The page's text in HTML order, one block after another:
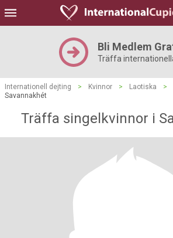
Bli Medlem
Träffa
Internationell dejting > Kvinnor > Laotiska >
Savannakhét
Träffa singelkvinnor i